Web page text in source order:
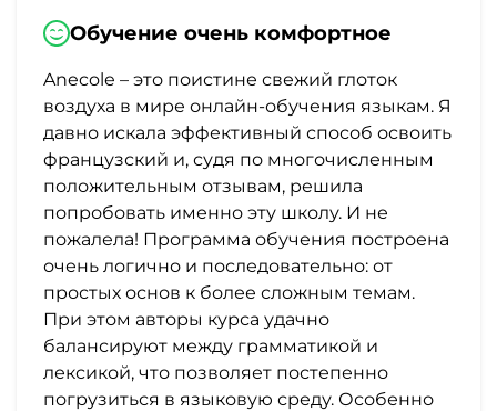
Обучение очень комфортное
Anecole – это поистине свежий глоток
воздуха в мире онлайн-обучения языкам. Я
давно искала эффективный способ освоить
французский и, судя по многочисленным
положительным отзывам, решила
попробовать именно эту школу. И не
пожалела! Программа обучения построена
очень логично и последовательно: от
простых основ к более сложным темам.
При этом авторы курса удачно
балансируют между грамматикой и
лексикой, что позволяет постепенно
погрузиться в языковую среду. Особенно
аудио
Маркетинг
Иностранный
язык
Для
детей
Красота,
здоровье,
фитнес